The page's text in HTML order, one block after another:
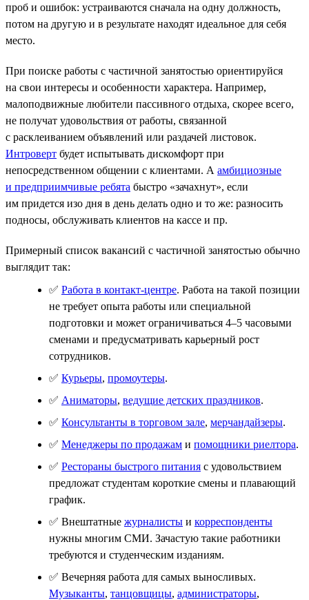
проб и ошибок: устраиваются сначала на одну должность,
потом на другую и в результате находят идеальное для себя
место.
При поиске работы с частичной занятостью ориентируйся
на свои интересы и особенности характера. Например,
малоподвижные любители пассивного отдыха, скорее всего,
не получат удовольствия от работы, связанной
с расклеиванием объявлений или раздачей листовок.
Интроверт будет испытывать дискомфорт при
непосредственном общении с клиентами. А амбициозные
и предприимчивые ребята быстро «зачахнут», если
им придется изо дня в день делать одно и то же: разносить
подносы, обслуживать клиентов на кассе и пр.
Примерный список вакансий с частичной занятостью обычно
выглядит так:
✅ Работа в контакт-центре. Работа на такой позиции
не требует опыта работы или специальной
подготовки и может ограничиваться 4–5 часовыми
сменами и предусматривать карьерный рост
сотрудников.
✅ Курьеры, промоутеры.
✅ Аниматоры, ведущие детских праздников.
✅ Консультанты в торговом зале, мерчандайзеры.
✅ Менеджеры по продажам и помощники риелтора.
✅ Рестораны быстрого питания с удовольствием
предложат студентам короткие смены и плавающий
график.
✅ Внештатные журналисты и корреспонденты
нужны многим СМИ. Зачастую такие работники
требуются и студенческим изданиям.
✅ Вечерняя работа для самых выносливых.
Музыканты, танцовщицы, администраторы,